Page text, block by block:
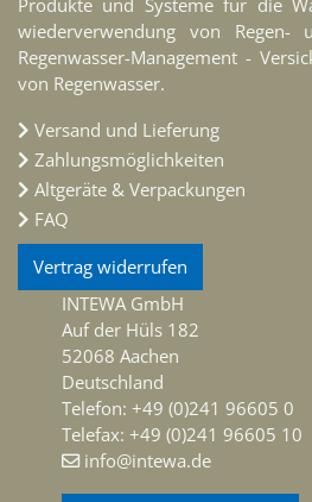
Produkte und Systeme für die
wiederverwendung von Regen-
Regenwasser-Management -
von Regenwasser.
Versand und Lieferung
Zahlungsmöglichkeiten
Altgeräte & Verpackungen
FAQ
Vertrag widerrufen
INTEWA GmbH
Auf der Hüls 182
52068 Aachen
Deutschland
Telefon: +49 (0)241 96605 0
Telefax: +49 (0)241 96605 10
info@intewa.de